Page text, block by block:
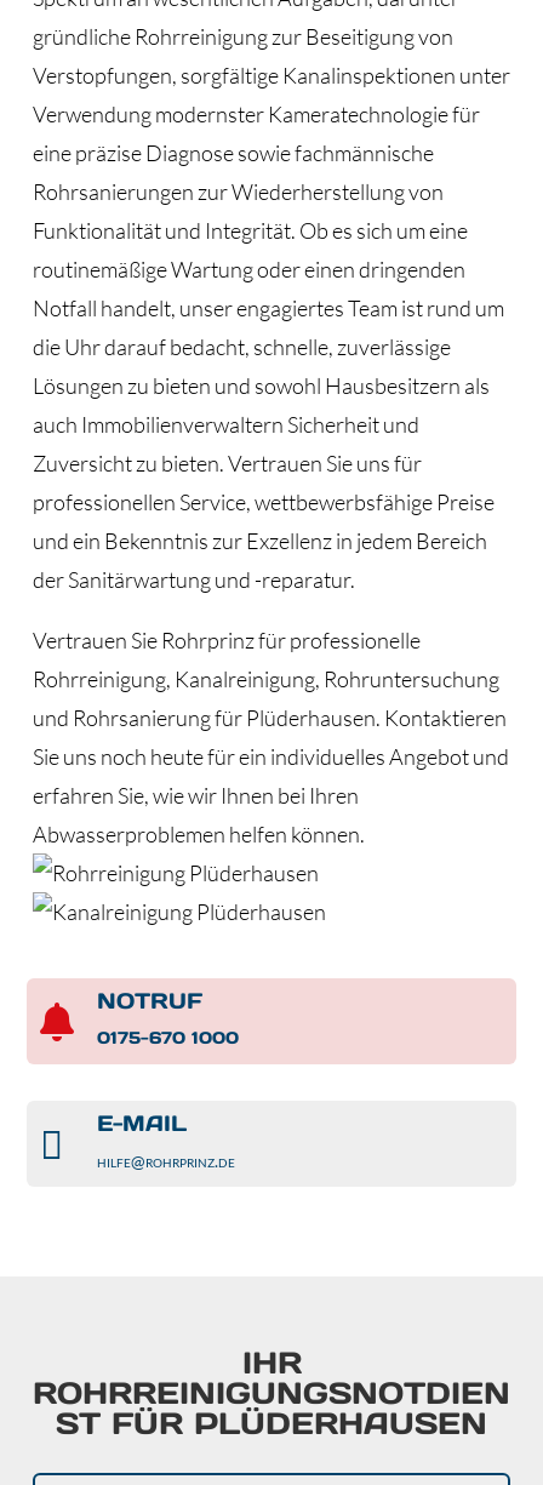
gründliche Rohrreinigung zur Beseitigung von
Verstopfungen, sorgfältige Kanalinspektionen unter
Verwendung modernster Kameratechnologie für
eine präzise Diagnose sowie fachmännische
Rohrsanierungen zur Wiederherstellung von
Funktionalität und Integrität. Ob es sich um eine
routinemäßige Wartung oder einen dringenden
Notfall handelt, unser engagiertes Team ist rund um
die Uhr darauf bedacht, schnelle, zuverlässige
Lösungen zu bieten und sowohl Hausbesitzern als
auch Immobilienverwaltern Sicherheit und
Zuversicht zu bieten. Vertrauen Sie uns für
professionellen Service, wettbewerbsfähige Preise
und ein Bekenntnis zur Exzellenz in jedem Bereich
der Sanitärwartung und -reparatur.
Vertrauen Sie Rohrprinz für professionelle
Rohrreinigung, Kanalreinigung, Rohruntersuchung
und Rohrsanierung für Plüderhausen. Kontaktieren
Sie uns noch heute für ein individuelles Angebot und
erfahren Sie, wie wir Ihnen bei Ihren
Abwasserproblemen helfen können.
 NOTRUF
0175-670 1000
 E-MAIL
hilfe@rohrprinz.de
IHR
ROHRREINIGUNGSNOTDIEN
ST FÜR PLÜDERHAUSEN